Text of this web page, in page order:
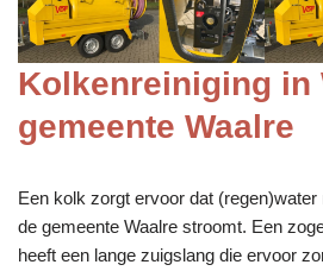
Kolkenreiniging in
gemeente Waalre
Een kolk zorgt ervoor dat
de gemeente Waalre stroomt. Een
heeft een lange zuigslang die ervoor